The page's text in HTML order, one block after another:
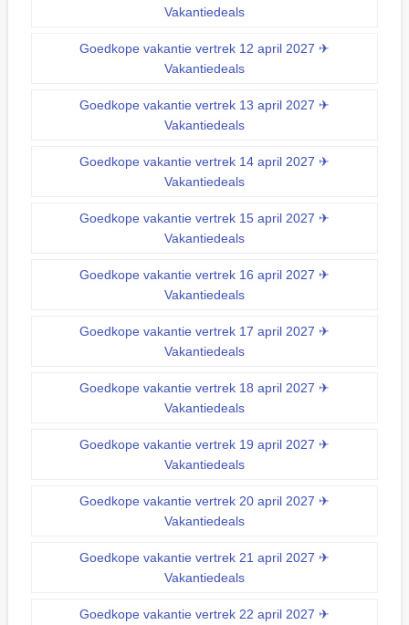
Vakantiedeals
Goedkope vakantie vertrek 12 april 2027 ✈
Vakantiedeals
Goedkope vakantie vertrek 13 april 2027 ✈
Vakantiedeals
Goedkope vakantie vertrek 14 april 2027 ✈
Vakantiedeals
Goedkope vakantie vertrek 15 april 2027 ✈
Vakantiedeals
Goedkope vakantie vertrek 16 april 2027 ✈
Vakantiedeals
Goedkope vakantie vertrek 17 april 2027 ✈
Vakantiedeals
Goedkope vakantie vertrek 18 april 2027 ✈
Vakantiedeals
Goedkope vakantie vertrek 19 april 2027 ✈
Vakantiedeals
Goedkope vakantie vertrek 20 april 2027 ✈
Vakantiedeals
Goedkope vakantie vertrek 21 april 2027 ✈
Vakantiedeals
Goedkope vakantie vertrek 22 april 2027 ✈